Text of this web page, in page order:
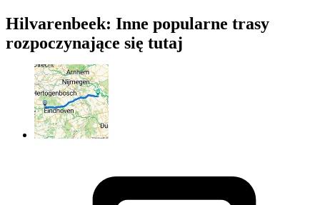
Hilvarenbeek: Inne popularne trasy
rozpoczynające się tutaj